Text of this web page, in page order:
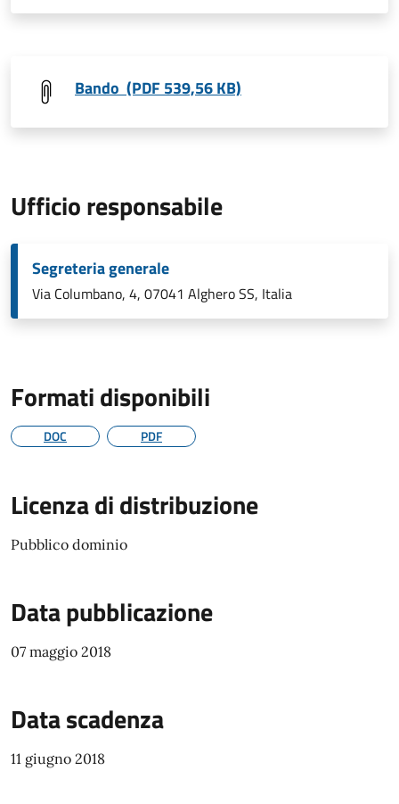
Bando (PDF 539,56 KB)
Ufficio responsabile
Segreteria generale
Via Columbano, 4, 07041 Alghero SS, Italia
Formati disponibili
DOC PDF
Licenza di distribuzione
Pubblico dominio
Data pubblicazione
07 maggio 2018
Data scadenza
11 giugno 2018